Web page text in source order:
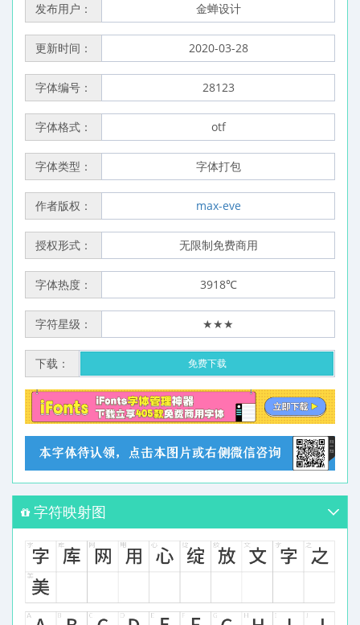
发布用户： 金蝉设计
更新时间： 2020-03-28
字体编号： 28123
字体格式： otf
字体类型： 字体打包
作者版权： max-eve
授权形式： 无限制免费商用
字体热度： 3918℃
字符星级： ★★★
下载： 免费下载
字符映射图